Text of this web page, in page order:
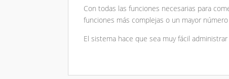
Con todas las funciones necesarias para
funciones más complejas o un mayor
El sistema hace que sea muy fácil